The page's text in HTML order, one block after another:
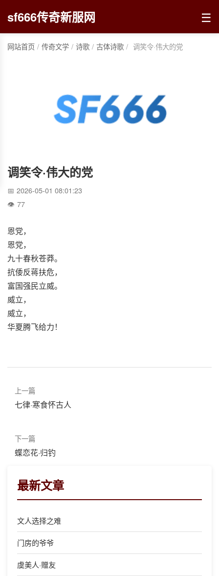
sf666传奇新服网 ☰
网站首页 / 传奇文学 / 诗歌 / 古体诗歌 / 调笑令·伟大的党
调笑令·伟大的党
2026-05-01 08:01:23
77
恩党，
恩党，
九十春秋苍莽。
抗倭反蒋扶危，
富国强民立威。
威立，
威立，
华夏腾飞给力！
上一篇
七律·寒食怀古人
下一篇
蝶恋花·归钓
最新文章
文人选择之难
门房的爷爷
虞美人·赠友